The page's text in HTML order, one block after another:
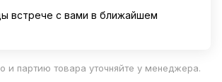
встрече с вами в ближайшем
и партию товара уточняйте у менеджера.